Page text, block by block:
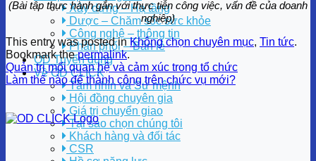
Xây dựng – Hạ tầng
Dược – Chăm sóc sức khỏe
Công nghệ – thông tin
Phân phối – Bán lẻ
OD Tuyển dụng
Về OD CLICK
Tầm nhìn và Sứ mệnh
Hội đồng chuyên gia
Giá trị chuyển giao
Tại sao chọn chúng tôi
Khách hàng và đối tác
CSR
(Bài tập thực hành gắn với thực tiễn công việc, vấn đề của doanh
nghiệp)
This entry was posted inKhông chọn chuyên mục, Tin tức.
Bookmark thepermalink.
Quản trị mối quan hệ và cảm xúc trong tổ chức
Làm thế nào để thành công trên chức vụ mới?